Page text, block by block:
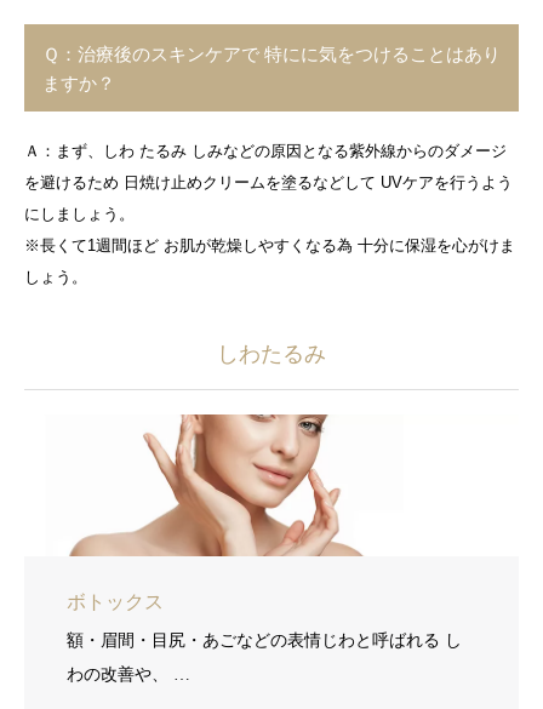
Ｑ：治療後のスキンケアで 特にに気をつけることはあり
ますか？
Ａ：まず、しわ たるみ しみなどの原因となる紫外線からのダメージ
を避けるため 日焼け止めクリームを塗るなどして UVケアを行うよう
にしましょう。
※長くて1週間ほど お肌が乾燥しやすくなる為 十分に保湿を心がけま
しょう。
しわたるみ
ボトックス
額・眉間・目尻・あごなどの表情じわと呼ばれる し
わの改善や、 …